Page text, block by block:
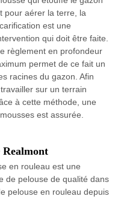
pour aérer la terre, la
est une
qui doit être faite.
règlement en profondeur
permet de ce fait un
racines du gazon. Afin
sur un terrain
à cette méthode, une
est assurée.
Realmont
en rouleau est une
de pelouse de qualité dans
pelouse en rouleau depuis